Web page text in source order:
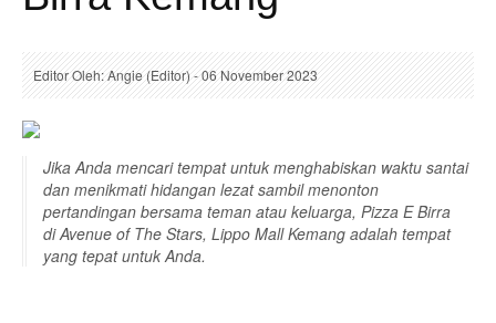
Editor Oleh: Angie (Editor) - 06 November 2023
Jika Anda mencari tempat untuk menghabiskan waktu santai
dan menikmati hidangan lezat sambil menonton
pertandingan bersama teman atau keluarga, Pizza E Birra
di Avenue of The Stars, Lippo Mall Kemang adalah tempat
yang tepat untuk Anda.